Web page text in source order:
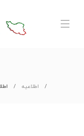
اطلاعیه